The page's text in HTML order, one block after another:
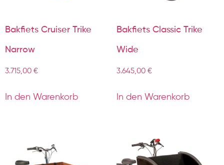
Bakfiets Cruiser Trike
Narrow
3.715,00 €
In den Warenkorb
Bakfiets Classic Trike
Wide
3.645,00 €
In den Warenkorb